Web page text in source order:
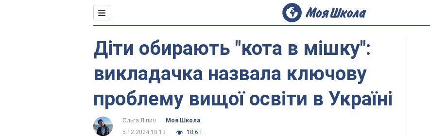
Діти обирають "кота в мішку":
викладачка назвала ключову
проблему вищої освіти в Україні
Ольга Ліпич
Моя Школа
5.12.2024 18:13
18,6 т.